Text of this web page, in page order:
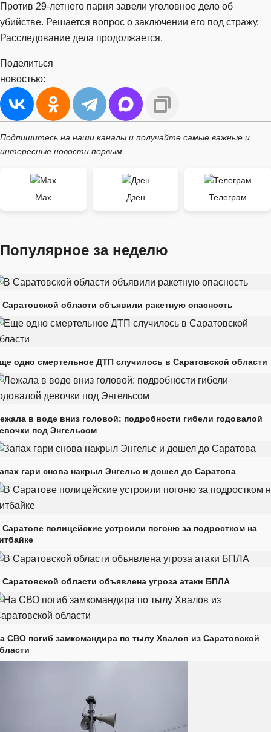
Против 29-летнего парня завели уголовное дело об
убийстве. Решается вопрос о заключении его под стражу.
Расследование дела продолжается.
Поделиться
новостью:
Подпишитесь на наши каналы и получайте самые важные и
интересные новости первым
Max Дзен Телеграм
Популярное за неделю
Саратовской области объявили ракетную опасность
одно смертельное ДТП случилось в Саратовской области
в воде вниз головой: подробности гибели годовалой
под Энгельсом
гари снова накрыл Энгельс и дошел до Саратова
Саратове полицейские устроили погоню за подростком на
Саратовской области объявлена угроза атаки БПЛА
СВО погиб замкомандира по тылу Хвалов из Саратовской